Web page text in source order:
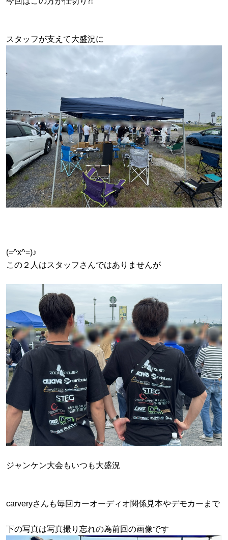
スタッフが支えて大盛況に
(=^x^=)♪
この２人はスタッフさんではありませんが
ジャンケン大会もいつも大盛況
carveryさんも毎回カーオーディオ関係見本やデモカーまで
下の写真は写真撮り忘れの為前回の画像です